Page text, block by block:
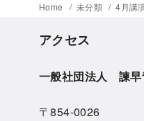
Home 未分類 4月講
アクセス
一般社団法人 諫
〒854-0026